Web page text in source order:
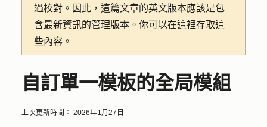
過校對。因此，這篇文章的英文版本應該是包
含最新資訊的管理版本。你可以在這裡存取這
些內容。
自訂單一模板的全局模組
上次更新時間： 2026年1月27日